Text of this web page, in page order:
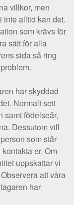
villkor, men
inte alltid kan det.
som krävs för
sätt för alla
sida så ring
har skyddad
Normalt sett
samt födelseår,
Dessutom vill
som står
er. Om
uppskattar vi
att våra
har